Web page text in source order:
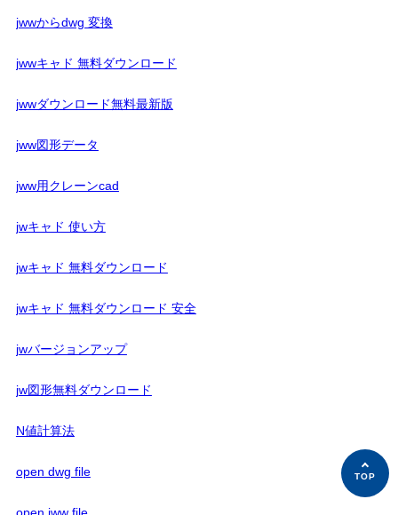
jwwからdwg 変換
jwwキャド 無料ダウンロード
jwwダウンロード無料最新版
jww図形データ
jww用クレーンcad
jwキャド 使い方
jwキャド 無料ダウンロード
jwキャド 無料ダウンロード 安全
jwバージョンアップ
jw図形無料ダウンロード
N値計算法
open dwg file